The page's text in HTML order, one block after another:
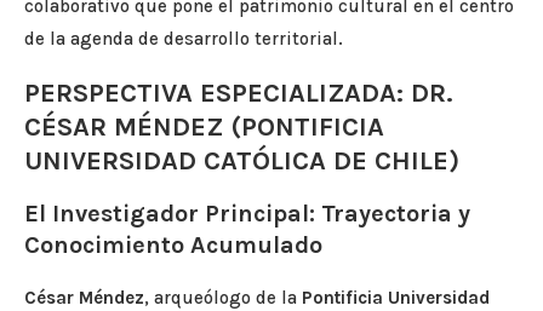
colaborativo que pone el patrimonio cultural en el centro
de la agenda de desarrollo territorial.
PERSPECTIVA ESPECIALIZADA: DR.
CÉSAR MÉNDEZ (PONTIFICIA
UNIVERSIDAD CATÓLICA DE CHILE)
El Investigador Principal: Trayectoria y
Conocimiento Acumulado
César Méndez, arqueólogo de la Pontificia Universidad